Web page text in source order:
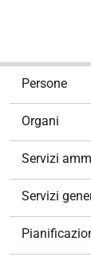
Persone
Organi
Servizi
Servizi